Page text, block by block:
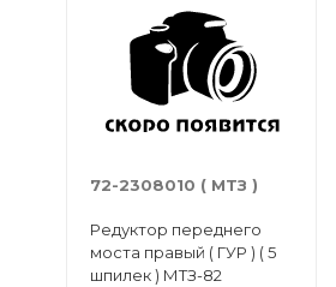
72-2308010 ( МТЗ )
Редуктор переднего
моста правый ( ГУР ) ( 5
шпилек ) МТЗ-82